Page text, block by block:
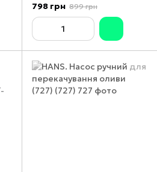
798 грн 899 грн